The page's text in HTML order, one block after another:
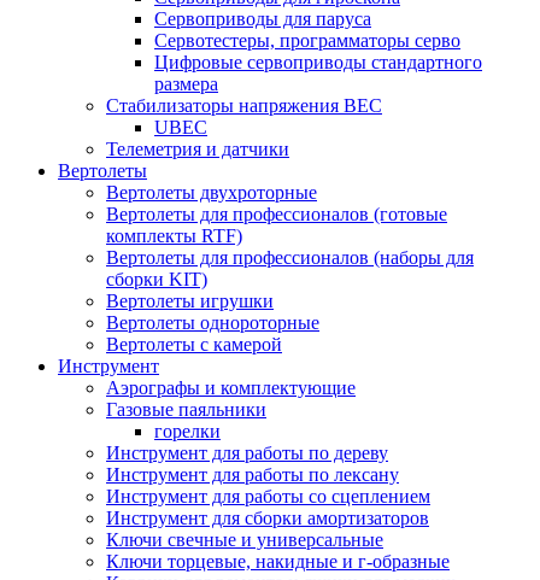
Сервоприводы для паруса
Сервотестеры, программаторы серво
Цифровые сервоприводы стандартного
размера
Стабилизаторы напряжения BEC
UBEC
Телеметрия и датчики
Вертолеты
Вертолеты двухроторные
Вертолеты для профессионалов (готовые
комплекты RTF)
Вертолеты для профессионалов (наборы для
сборки KIT)
Вертолеты игрушки
Вертолеты однороторные
Вертолеты с камерой
Инструмент
Аэрографы и комплектующие
Газовые паяльники
горелки
Инструмент для работы по дереву
Инструмент для работы по лексану
Инструмент для работы со сцеплением
Инструмент для сборки амортизаторов
Ключи свечные и универсальные
Ключи торцевые, накидные и г-образные